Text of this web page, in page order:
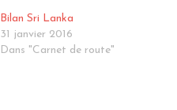
Bilan Sri Lanka
31 janvier 2016
Dans "Carnet de route"